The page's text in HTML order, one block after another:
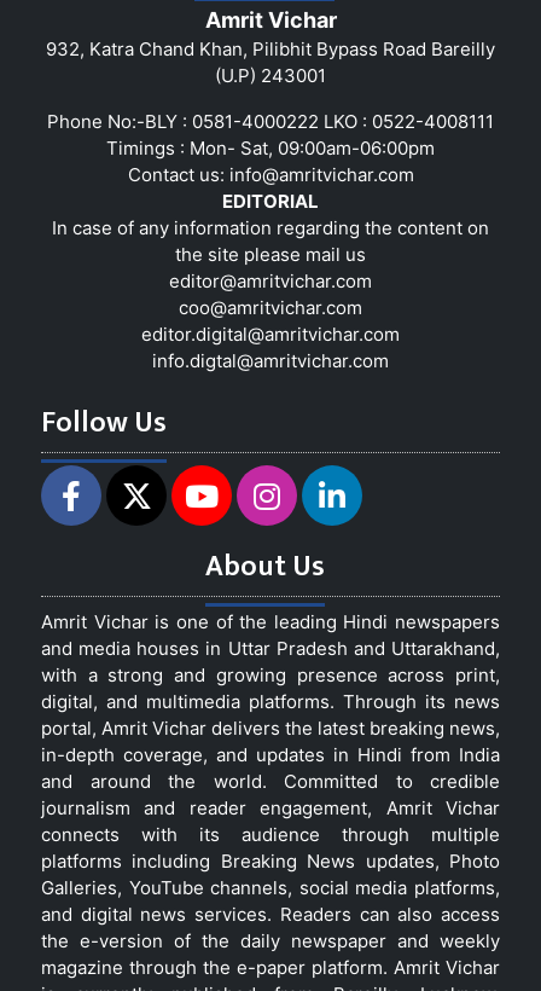
Amrit Vichar
932, Katra Chand Khan, Pilibhit Bypass Road Bareilly
(U.P) 243001
Phone No:-BLY : 0581-4000222 LKO : 0522-4008111
Timings : Mon- Sat, 09:00am-06:00pm
Contact us: info@amritvichar.com
EDITORIAL
In case of any information regarding the content on
the site please mail us
editor@amritvichar.com
coo@amritvichar.com
editor.digital@amritvichar.com
info.digtal@amritvichar.com
Follow Us
About Us
Amrit Vichar is one of the leading Hindi newspapers
and media houses in Uttar Pradesh and Uttarakhand,
with a strong and growing presence across print,
digital, and multimedia platforms. Through its news
portal, Amrit Vichar delivers the latest breaking news,
in-depth coverage, and updates in Hindi from India
and around the world. Committed to credible
journalism and reader engagement, Amrit Vichar
connects with its audience through multiple
platforms including Breaking News updates, Photo
Galleries, YouTube channels, social media platforms,
and digital news services. Readers can also access
the e-version of the daily newspaper and weekly
magazine through the e-paper platform. Amrit Vichar